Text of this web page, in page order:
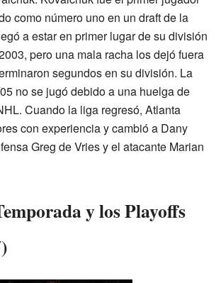
como número uno en un draft de la
a estar en primer lugar de su división
pero una mala racha los dejó fuera
segundos en su división. La
no se jugó debido a una huelga de
Cuando la liga regresó, Atlanta
con experiencia y cambió a Dany
Greg de Vries y el atacante Marian
y los Playoffs